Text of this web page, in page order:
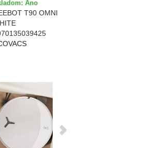
Áno
T90 OMNI